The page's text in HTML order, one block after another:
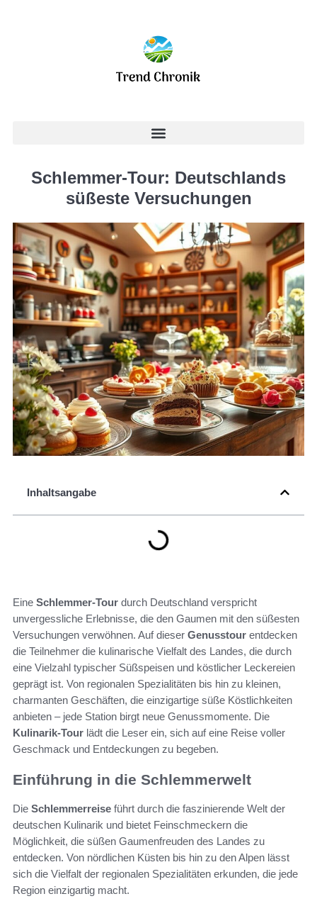
Schlemmer-Tour: Deutschlands
süßeste Versuchungen
Inhaltsangabe
Eine Schlemmer-Tour durch Deutschland verspricht
unvergessliche Erlebnisse, die den Gaumen mit den süßesten
Versuchungen verwöhnen. Auf dieser Genusstour entdecken
die Teilnehmer die kulinarische Vielfalt des Landes, die durch
eine Vielzahl typischer Süßspeisen und köstlicher Leckereien
geprägt ist. Von regionalen Spezialitäten bis hin zu kleinen,
charmanten Geschäften, die einzigartige süße Köstlichkeiten
anbieten – jede Station birgt neue Genussmomente. Die
Kulinarik-Tour lädt die Leser ein, sich auf eine Reise voller
Geschmack und Entdeckungen zu begeben.
Einführung in die Schlemmerwelt
Die Schlemmerreise führt durch die faszinierende Welt der
deutschen Kulinarik und bietet Feinschmeckern die
Möglichkeit, die süßen Gaumenfreuden des Landes zu
entdecken. Von nördlichen Küsten bis hin zu den Alpen lässt
sich die Vielfalt der regionalen Spezialitäten erkunden, die jede
Region einzigartig macht.